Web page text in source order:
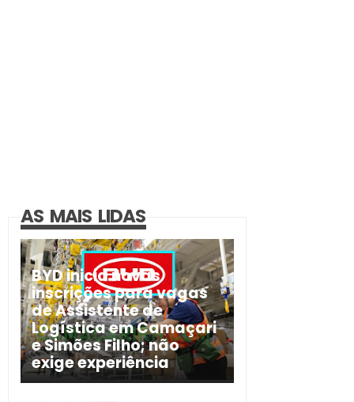
AS MAIS LIDAS
BYD inicia novas
inscrições para vagas
de Assistente de
Logística em Camaçari
e Simões Filho; não
exige experiência